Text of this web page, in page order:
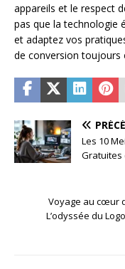
appareils et le respect
pas que la technologie
et adaptez vos
de conversion toujours
Les 10
Gratuites
Voyage au cœur
L’odyssée du